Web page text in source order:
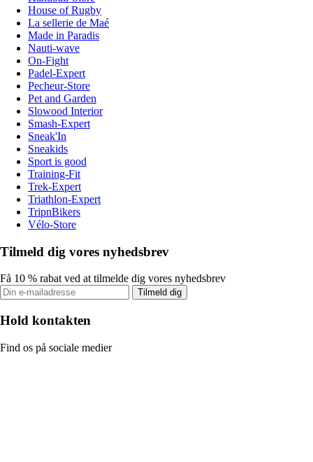
House of Rugby
La sellerie de Maé
Made in Paradis
Nauti-wave
On-Fight
Padel-Expert
Pecheur-Store
Pet and Garden
Slowood Interior
Smash-Expert
Sneak'In
Sneakids
Sport is good
Training-Fit
Trek-Expert
Triathlon-Expert
TripnBikers
Vélo-Store
Tilmeld dig vores nyhedsbrev
Få 10 % rabat ved at tilmelde dig vores nyhedsbrev
Tilmeld dig
Hold kontakten
Find os på sociale medier